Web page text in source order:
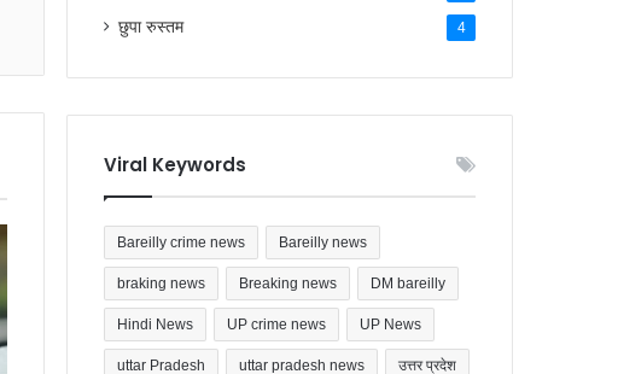
छुपा रुस्तम 4
Viral Keywords
Bareilly crime news Bareilly news
braking news Breaking news DM bareilly
Hindi News UP crime news UP News
uttar Pradesh uttar pradesh news उत्तर प्रदेश